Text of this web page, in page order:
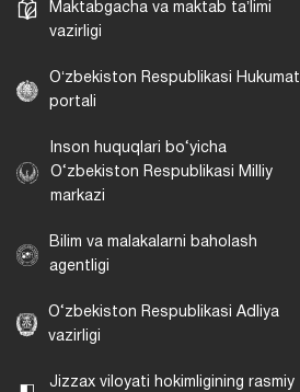
Maktabgacha va maktab taʼlimi
vazirligi
Oʻzbekiston Respublikasi Hukumat
portali
Inson huquqlari bo‘yicha
O‘zbekiston Respublikasi Milliy
markazi
Bilim va malakalarni baholash
agentligi
O‘zbekiston Respublikasi Adliya
vazirligi
Jizzax viloyati hokimligining rasmiy